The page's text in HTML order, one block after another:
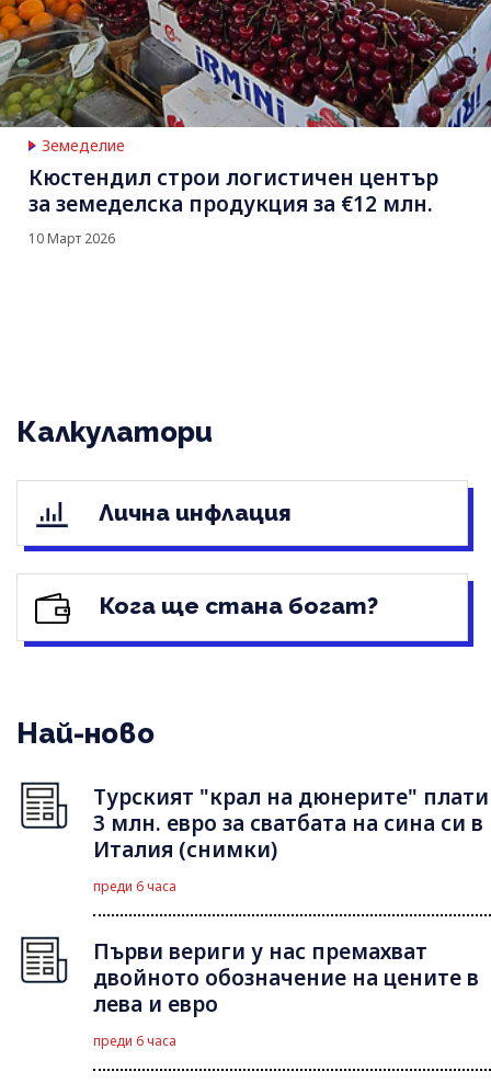
Земеделие
Кюстендил строи логистичен център
за земеделска продукция за €12 млн.
10 Март 2026
Калкулатори
Лична инфлация
Кога ще стана богат?
Най-ново
Турският "крал на дюнерите" плати
3 млн. евро за сватбата на сина си в
Италия (снимки)
преди 6 часа
Първи вериги у нас премахват
двойното обозначение на цените в
лева и евро
преди 6 часа